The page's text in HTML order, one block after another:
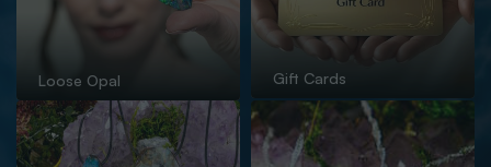
Loose Opal Gift Cards